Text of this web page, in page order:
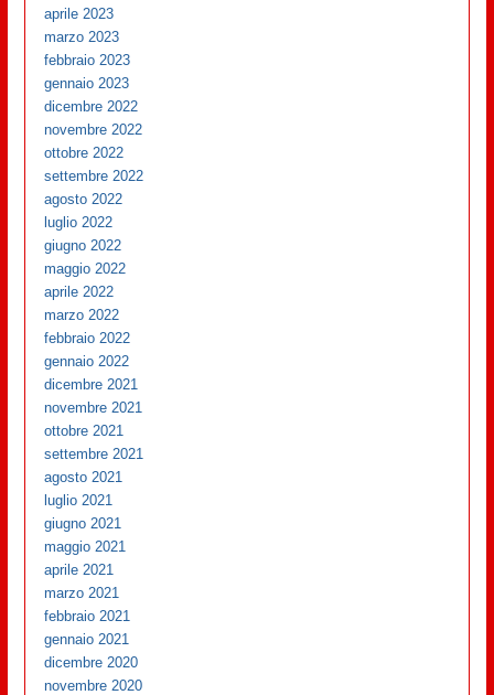
aprile 2023
marzo 2023
febbraio 2023
gennaio 2023
dicembre 2022
novembre 2022
ottobre 2022
settembre 2022
agosto 2022
luglio 2022
giugno 2022
maggio 2022
aprile 2022
marzo 2022
febbraio 2022
gennaio 2022
dicembre 2021
novembre 2021
ottobre 2021
settembre 2021
agosto 2021
luglio 2021
giugno 2021
maggio 2021
aprile 2021
marzo 2021
febbraio 2021
gennaio 2021
dicembre 2020
novembre 2020